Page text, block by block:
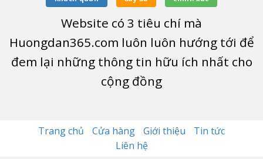
Website có 3 tiêu chí mà
Huongdan365.com luôn luôn hướng tới để
đem lại những thông tin hữu ích nhất cho
cộng đồng
Trang chủ Cửa hàng Giới thiệu
Tin tức
Liên hệ